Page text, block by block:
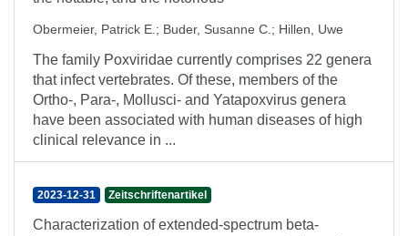
Obermeier, Patrick E. ; Buder, Susanne C. ; Hillen, Uwe
The family Poxviridae currently comprises 22 genera
that infect vertebrates. Of these, members of the
Ortho-, Para-, Mollusci- and Yatapoxvirus genera
have been associated with human diseases of high
clinical relevance in ...
2023-12-31 Zeitschriftenartikel
Characterization of extended-spectrum beta-